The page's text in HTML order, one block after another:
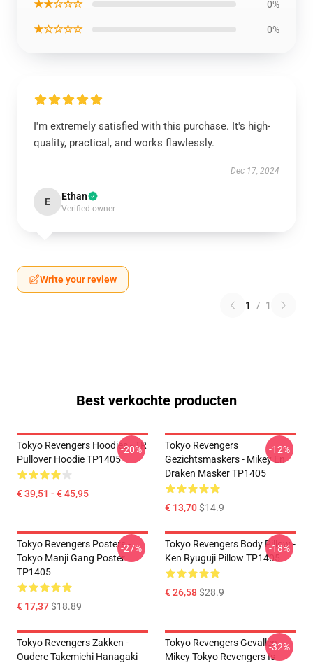
★★☆☆☆ 0%
★☆☆☆☆ 0%
I'm extremely satisfied with this purchase. It's high-
quality, practical, and works flawlessly.
Dec 17, 2024
E Ethan
Verified owner
Write your review
1 / 1
Best verkochte producten
Tokyo Revengers Hoodies - TR
Pullover Hoodie TP1405
€ 39,51 - € 45,95
-20%
Tokyo Revengers
Gezichtsmaskers - Mikey En
Draken Masker TP1405
€ 13,70$14.9
-12%
Tokyo Revengers Posters -
Tokyo Manji Gang Poster
TP1405
€ 17,37$18.89
-27%
Tokyo Revengers Body Pillow -
Ken Ryuguji Pillow TP1405
€ 26,58$28.9
-18%
Tokyo Revengers Zakken -
Oudere Takemichi Hanagaki
Tokyo Revengers Gevallen
Mikey Tokyo Revengers Is
-32%